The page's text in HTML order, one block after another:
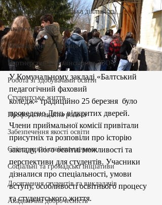
Наукова та дослідницька діяльність
Академічна мобільність
Міжнародна співпраця
Партнерство з українськими ЗВО
Робота зі здобувачами освіти
Студентське життя
Профорієнтаційна робота
Забезпечення якості освіти
Співпраця зі стейкхолдерами
Соціальні та громадські ініціативи
Досягнення студентів та викладачів
Академічна доброчесність
У Комунальному закладі «Балтський
педагогічний фаховий
коледж» традиційно 25 березня  було
проведено День відкритих дверей.
Члени приймальної комісії привітали
присутніх та розповіли про історію
закладу, його освітні можливості та
перспективи для студентів. Учасники
дізналися про спеціальності, умови
вступу, особливості освітнього процесу
та студентського життя.